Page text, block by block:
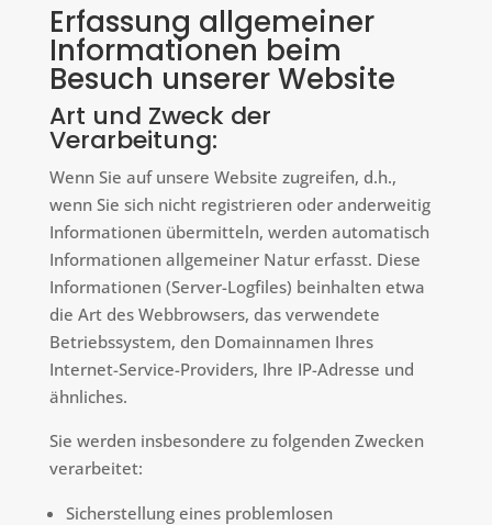
Erfassung allgemeiner
Informationen beim
Besuch unserer Website
Art und Zweck der
Verarbeitung:
Wenn Sie auf unsere Website zugreifen, d.h.,
wenn Sie sich nicht registrieren oder anderweitig
Informationen übermitteln, werden automatisch
Informationen allgemeiner Natur erfasst. Diese
Informationen (Server-Logfiles) beinhalten etwa
die Art des Webbrowsers, das verwendete
Betriebssystem, den Domainnamen Ihres
Internet-Service-Providers, Ihre IP-Adresse und
ähnliches.
Sie werden insbesondere zu folgenden Zwecken
verarbeitet:
Sicherstellung eines problemlosen